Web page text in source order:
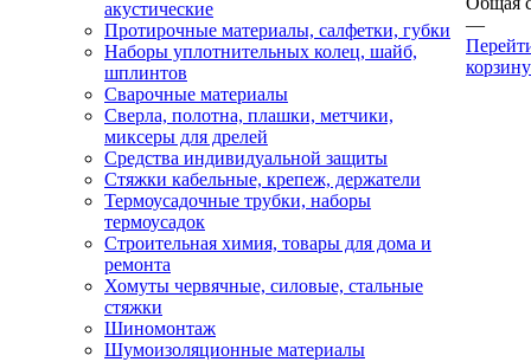
акустические
Протирочные материалы, салфетки, губки
Наборы уплотнительных колец, шайб,
шплинтов
Сварочные материалы
Сверла, полотна, плашки, метчики,
миксеры для дрелей
Средства индивидуальной защиты
Стяжки кабельные, крепеж, держатели
Термоусадочные трубки, наборы
термоусадок
Строительная химия, товары для дома и
ремонта
Хомуты червячные, силовые, стальные
стяжки
Шиномонтаж
Шумоизоляционные материалы
—
корзину